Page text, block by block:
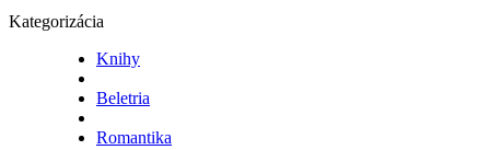
Kategorizácia
Knihy
Beletria
Romantika